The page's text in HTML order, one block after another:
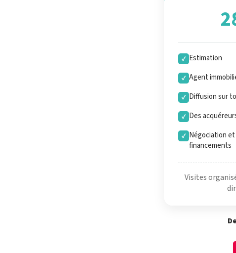
✓ Estimation
✓ Agent
✓ Diffusion sur
✓ Des
✓ Négociation
financements
Visites